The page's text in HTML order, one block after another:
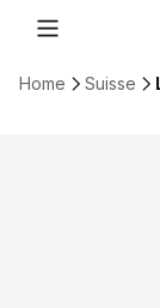
Home Suisse